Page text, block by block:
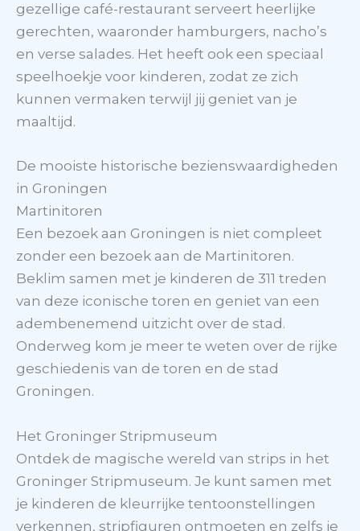
gezellige café-restaurant serveert heerlijke
gerechten, waaronder hamburgers, nacho’s
en verse salades. Het heeft ook een speciaal
speelhoekje voor kinderen, zodat ze zich
kunnen vermaken terwijl jij geniet van je
maaltijd.
De mooiste historische bezienswaardigheden
in Groningen
Martinitoren
Een bezoek aan Groningen is niet compleet
zonder een bezoek aan de Martinitoren.
Beklim samen met je kinderen de 311 treden
van deze iconische toren en geniet van een
adembenemend uitzicht over de stad.
Onderweg kom je meer te weten over de rijke
geschiedenis van de toren en de stad
Groningen.
Het Groninger Stripmuseum
Ontdek de magische wereld van strips in het
Groninger Stripmuseum. Je kunt samen met
je kinderen de kleurrijke tentoonstellingen
verkennen, stripfiguren ontmoeten en zelfs je